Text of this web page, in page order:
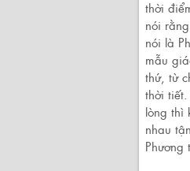
thời
nói
nói là
mẫu
thứ, từ
thời
lòng thì
nhau